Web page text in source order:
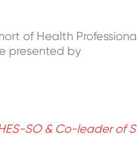
of Health
presented by
SO & Co-leader of